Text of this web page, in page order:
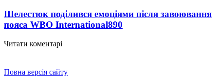
Шелестюк поділився емоціями після завоювання
пояса WBO International890
Читати коментарі
Повна версія сайту